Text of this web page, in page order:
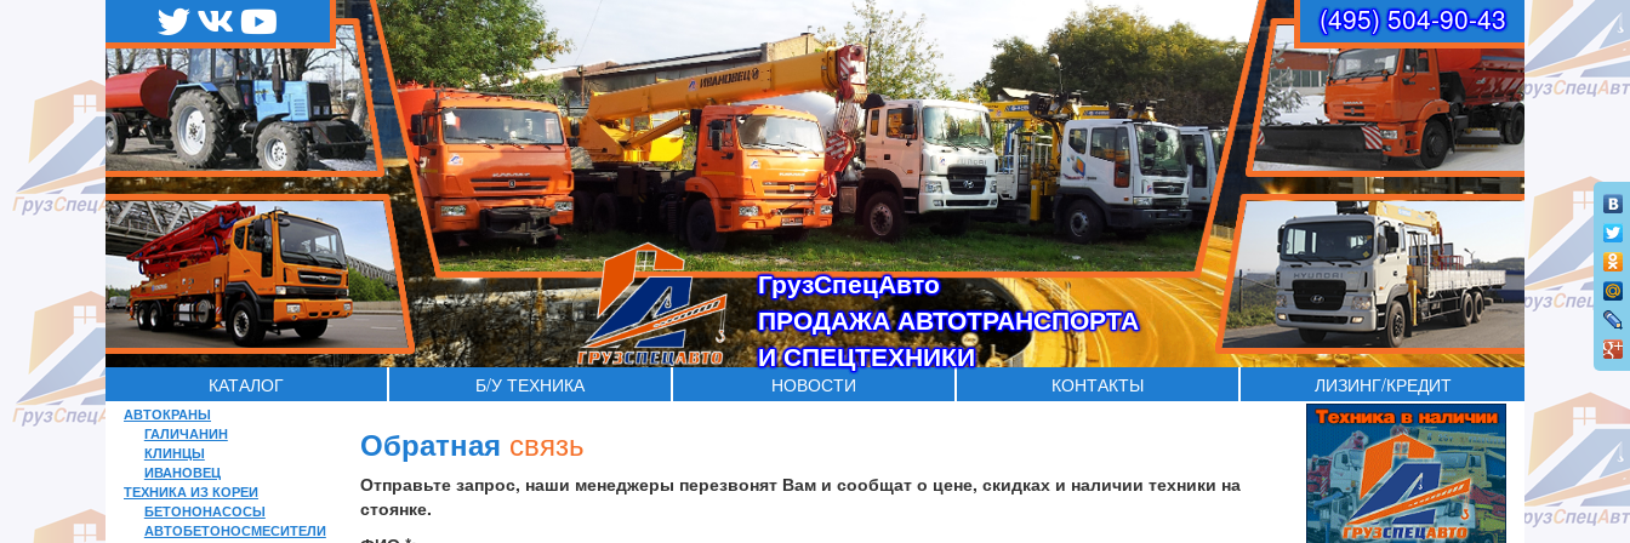
ГрузСпецАвто
ПРОДАЖА АВТОТРАНСПОРТА
И СПЕЦТЕХНИКИ
(495) 504-90-43
КАТАЛОГ Б/У ТЕХНИКА НОВОСТИ КОНТАКТЫ ЛИЗИНГ/КРЕДИТ
АВТОКРАНЫ
ГАЛИЧАНИН
КЛИНЦЫ
ИВАНОВЕЦ
ТЕХНИКА ИЗ КОРЕИ
БЕТОНОНАСОСЫ
АВТОБЕТОНОСМЕСИТЕЛИ
Обратная связь
Отправьте запрос, наши менеджеры перезвонят Вам и сообщат о цене, скидках и наличии техники на
стоянке.